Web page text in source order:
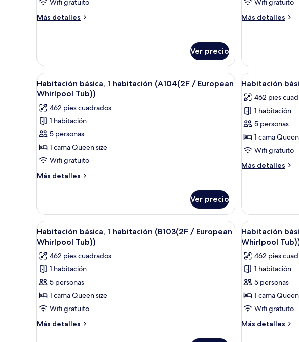
habitación
Wifi gratuito
Más detalles
Más
1
habitación
(A101(Private
BBQ))
Ver precio
habitación
Wifi gratuito
Más detalles
Más
1
habitación
(A102(Private
Abrir
todas
las
fotos
de
Habitación
básica,
1
habitación
(A104(2F
European
Whirlpool
Tub))
8
Habitación básica, 1 habitación (A104(2F / European
Whirlpool Tub))
462 pies cuadrados
1 habitación
5 personas
1 cama Queen size
Wifi gratuito
Más detalles
Más
básica,
habitación
(A104(2F
European
Whirlpool
Tub))
Ver precio
Abrir
todas
las
fotos
de
Habitación
básica,
habitación
9
Habitación
462 pies
1 habitación
5 personas
1 cama
Wifi gratuito
Más detalles
Más
1
habitación
(B101(Private
BBQ))
Abrir
todas
las
fotos
de
Habitación
básica,
1
habitación
(B103(2F
9
Habitación básica, 1 habitación (B103(2F / European
Whirlpool Tub))
462 pies cuadrados
1 habitación
5 personas
1 cama Queen size
Wifi gratuito
Más detalles
Más
Abrir
todas
las
fotos
de
Habitación
básica,
1
habitación
(B104(2F
8
Habitación
Whirlpool
462 pies
1 habitación
5 personas
1 cama
Wifi gratuito
Más detalles
Más